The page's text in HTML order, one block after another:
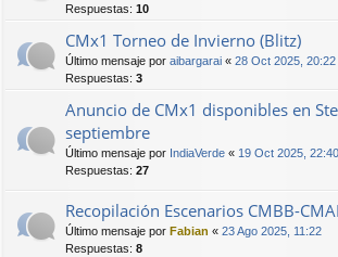
Respuestas: 10
CMx1 Torneo de Invierno (Blitz)
Último mensaje por aibargarai « 28 Oct 2025, 20:22
Respuestas: 3
Anuncio de CMx1 disponibles en
septiembre
Último mensaje por IndiaVerde « 19 Oct 2025, 22:40
Respuestas: 27
Recopilación Escenarios CMBB-
Último mensaje por Fabian « 23 Ago 2025, 11:22
Respuestas: 8